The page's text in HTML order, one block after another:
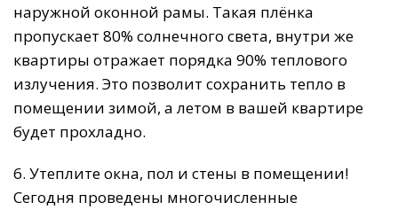
наружной оконной рамы. Такая плёнка
пропускает 80% солнечного света, внутри же
квартиры отражает порядка 90% теплового
излучения. Это позволит сохранить тепло в
помещении зимой, а летом в вашей квартире
будет прохладно.
6. Утеплите окна, пол и стены в помещении!
Сегодня проведены многочисленные